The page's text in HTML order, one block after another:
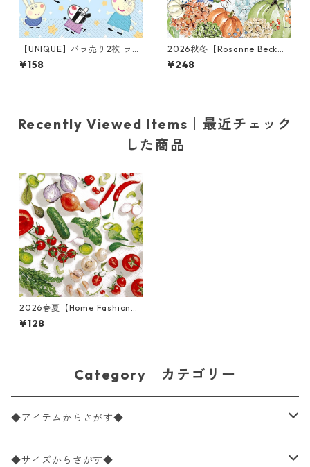
【UNIQUE】バラ売り2枚 ラン
チサイズ ペーパーナプキン Pe
ppa Pig ブルー ペッパピッグ
¥158
2026秋冬【Rosanne Beck】
バラ売り2枚 カクテルサイズ
ペーパーナプキン Fall Hydran
¥248
Recently Viewed Items｜最近チェック
した商品
2026春夏【Home Fashion】
バラ売り2枚 ランチサイズ ペ
ーパーナプキン Tasty Vegeta
¥128
Category｜カテゴリー
◆アイテムからさがす◆
ペーパーナプキン2枚バラ売り
◆サイズからさがす◆